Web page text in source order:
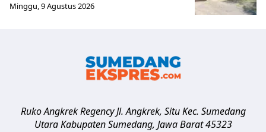
Minggu, 9 Agustus 2026
Ruko Angkrek Regency Jl. Angkrek, Situ Kec. Sumedang
Utara Kabupaten Sumedang, Jawa Barat 45323